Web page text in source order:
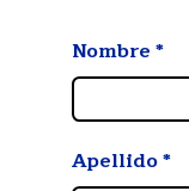
Nombre*
Apellido*